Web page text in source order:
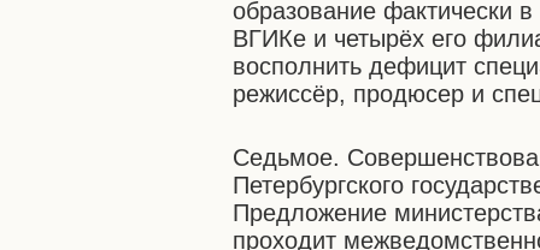
образование фактически
ВГИКе и четырёх его
восполнить дефицит
режиссёр, продюсер и
Седьмое.
Петербургского
Предложение
проходит